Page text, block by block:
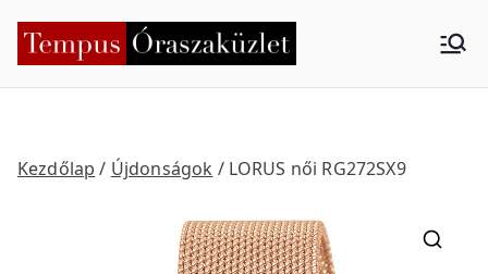
Tempus
küzlet
Kezdőlap / Újdonságok / LORUS női RG272SX9